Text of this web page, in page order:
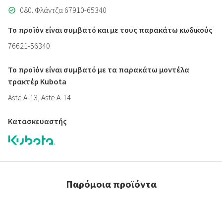
080. Φλάντζα 67910-65340
Το προϊόν είναι συμβατό και με τους παρακάτω κωδικούς
76621-56340
Το προϊόν είναι συμβατό με τα παρακάτω μοντέλα
τρακτέρ Kubota
Aste A-13, Aste A-14
Κατασκευαστής
Παρόμοια προϊόντα